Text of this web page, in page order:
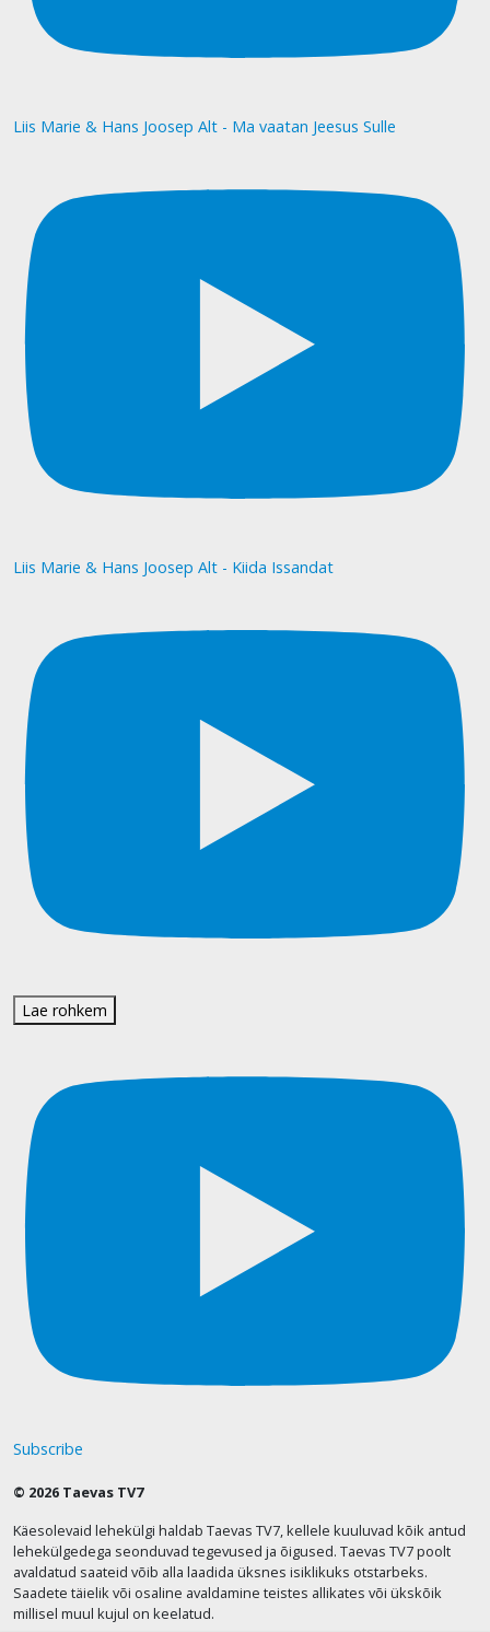
Liis Marie & Hans Joosep Alt - Ma vaatan Jeesus Sulle
Liis Marie & Hans Joosep Alt - Kiida Issandat
Lae rohkem
Subscribe
© 2026 Taevas TV7
Käesolevaid lehekülgi haldab Taevas TV7, kellele kuuluvad kõik antud
lehekülgedega seonduvad tegevused ja õigused. Taevas TV7 poolt
avaldatud saateid võib alla laadida üksnes isiklikuks otstarbeks.
Saadete täielik või osaline avaldamine teistes allikates või ükskõik
millisel muul kujul on keelatud.